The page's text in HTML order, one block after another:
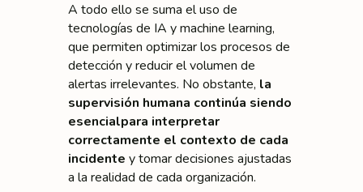
A todo ello se suma el uso de
tecnologías de IA y machine learning,
que permiten optimizar los procesos de
detección y reducir el volumen de
alertas irrelevantes. No obstante, la
supervisión humana continúa siendo
esencialpara interpretar
correctamente el contexto de cada
incidente y tomar decisiones ajustadas
a la realidad de cada organización.